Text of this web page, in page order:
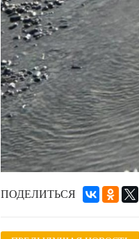
ПОДЕЛИТЬСЯ